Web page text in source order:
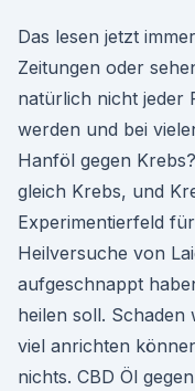
Das lesen jetzt
Zeitungen oder
natürlich nicht jeder
werden und bei
Hanföl gegen
gleich Krebs, und
Experimentierfeld
Heilversuche von
aufgeschnappt
heilen soll.
viel anrichten
nichts. CBD Öl